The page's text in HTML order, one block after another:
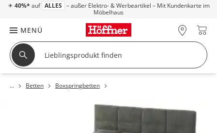
☀ 40%* auf ALLES – außer Elektro- & Werbeartikel – Mit Kundenkarte im
Möbelhaus
MENÜ
Betten Boxspringbetten